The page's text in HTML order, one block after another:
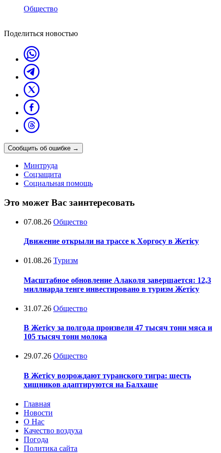
Общество
Поделиться новостью
Сообщить об ошибке →
Минтруда
Соцзащита
Социальная помощь
Это может Вас заинтересовать
07.08.26 Общество
Движение открыли на трассе к Хоргосу в Жетісу
01.08.26 Туризм
Масштабное обновление Алаколя завершается: 12,3
миллиарда тенге инвестировано в туризм Жетісу
31.07.26 Общество
В Жетісу за полгода произвели 47 тысяч тонн мяса и
105 тысяч тонн молока
29.07.26 Общество
В Жетісу возрождают туранского тигра: шесть
хищников адаптируются на Балхаше
Главная
Новости
О Нас
Качество воздуха
Погода
Политика сайта